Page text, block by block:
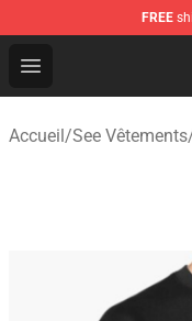
FREE
Open menu
See Shop -
Accueil/See Vêtements